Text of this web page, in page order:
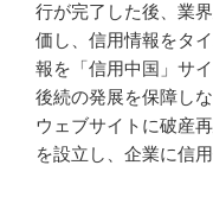
行が完了した後、業
価し、信用情報をタ
報を「信用中国」サ
後続の発展を保障し
ウェブサイトに破産
を設立し、企業に信